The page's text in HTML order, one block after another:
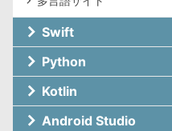
Swift
Python
Kotlin
Android Studio